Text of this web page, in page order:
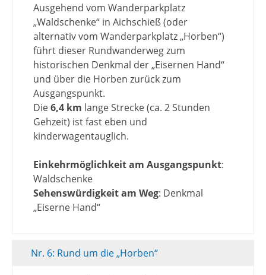
Ausgehend vom Wanderparkplatz
„Waldschenke“ in Aichschieß (oder
alternativ vom Wanderparkplatz „Horben“)
führt dieser Rundwanderweg zum
historischen Denkmal der „Eisernen Hand“
und über die Horben zurück zum
Ausgangspunkt.
Die6,4 km lange Strecke (ca. 2 Stunden
Gehzeit) ist fast eben und
kinderwagentauglich.
Einkehrmöglichkeit am Ausgangspunkt:
Waldschenke
Sehenswürdigkeit am Weg: Denkmal
„Eiserne Hand“
Nr. 6: Rund um die „Horben“